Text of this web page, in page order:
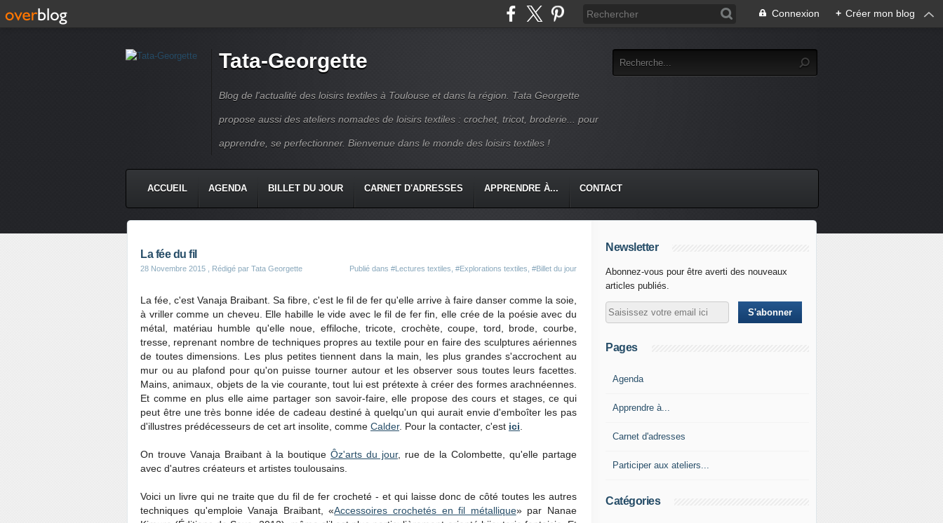
Connexion + Créer mon blog
Tata-Georgette
Blog de l'actualité des loisirs textiles à Toulouse et dans la région. Tata Georgette
propose aussi des ateliers nomades de loisirs textiles : crochet, tricot, broderie... pour
apprendre, se perfectionner. Bienvenue dans le monde des loisirs textiles !
ACCUEIL AGENDA BILLET DU JOUR CARNET D'ADRESSES APPRENDRE À... CONTACT
La fée du fil
28 Novembre 2015 , Rédigé par Tata Georgette Publié dans #Lectures textiles #Explorations textiles #Billet du jour
La fée, c'est Vanaja Braibant. Sa fibre, c'est le fil de fer qu'elle arrive à faire danser comme la soie,
à vriller comme un cheveu. Elle habille le vide avec le fil de fer fin, elle crée de la poésie avec du
métal, matériau humble qu'elle noue, effiloche, tricote, crochète, coupe, tord, brode, courbe,
tresse, reprenant nombre de techniques propres au textile pour en faire des sculptures aériennes
de toutes dimensions. Les plus petites tiennent dans la main, les plus grandes s'accrochent au
mur ou au plafond pour qu'on puisse tourner autour et les observer sous toutes leurs facettes.
Mains, animaux, objets de la vie courante, tout lui est prétexte à créer des formes arachnéennes.
Et comme en plus elle aime partager son savoir-faire, elle propose des cours et stages, ce qui
peut être une très bonne idée de cadeau destiné à quelqu'un qui aurait envie d'emboîter les pas
d'illustres prédécesseurs de cet art insolite, comme Calder. Pour la contacter, c'est ici
On trouve Vanaja Braibant à la boutique Ôz'arts du jour, rue de la Colombette, qu'elle partage
avec d'autres créateurs et artistes toulousains.
Voici un livre qui ne traite que du fil de fer crocheté - et qui laisse donc de côté toutes les autres
techniques qu'emploie Vanaja Braibant, «Accessoires crochetés en fil métallique» par Nanae
Newsletter
Abonnez-vous pour être averti des nouveaux
articles publiés.
Pages
Agenda
Apprendre à...
Carnet d'adresses
Participer aux ateliers...
Catégories